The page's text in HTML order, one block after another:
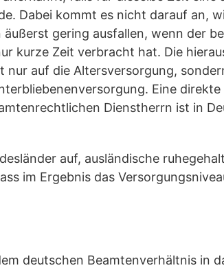
Dabei kommt es nicht darauf an,
gering ausfallen, wenn der
kurze Zeit verbracht hat. Die
auf die Altersversorgung,
Eine direkte
Dienstherrn ist in
auf, ausländische
im Ergebnis das
deutschen Beamtenverhältnis in